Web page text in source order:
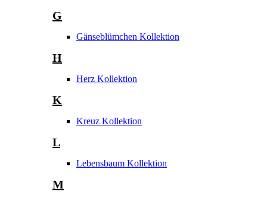
G
Gänseblümchen Kollektion
H
Herz Kollektion
K
Kreuz Kollektion
L
Lebensbaum Kollektion
M